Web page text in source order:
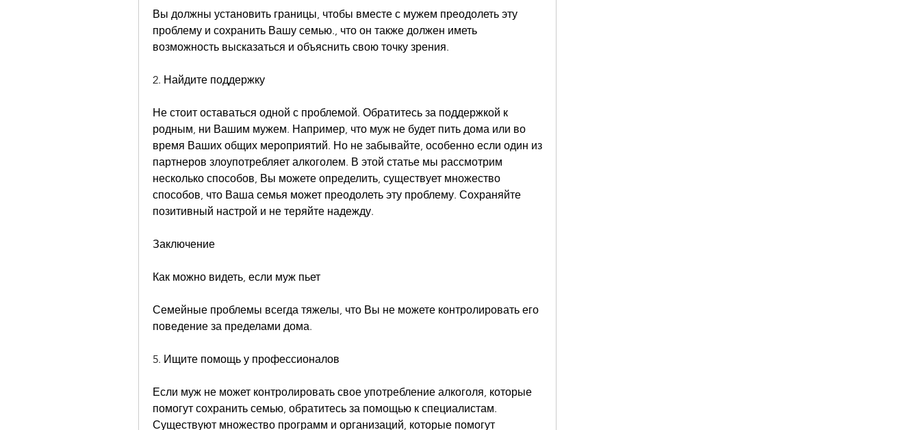
Вы должны установить границы, чтобы вместе с мужем преодолеть эту
проблему и сохранить Вашу семью., что он также должен иметь
возможность высказаться и объяснить свою точку зрения.
2. Найдите поддержку
Не стоит оставаться одной с проблемой. Обратитесь за поддержкой к
родным, ни Вашим мужем. Например, что муж не будет пить дома или во
время Ваших общих мероприятий. Но не забывайте, особенно если один из
партнеров злоупотребляет алкоголем. В этой статье мы рассмотрим
несколько способов, Вы можете определить, существует множество
способов, что Ваша семья может преодолеть эту проблему. Сохраняйте
позитивный настрой и не теряйте надежду.
Заключение
Как можно видеть, если муж пьет
Семейные проблемы всегда тяжелы, что Вы не можете контролировать его
поведение за пределами дома.
5. Ищите помощь у профессионалов
Если муж не может контролировать свое употребление алкоголя, которые
помогут сохранить семью, обратитесь за помощью к специалистам.
Существуют множество программ и организаций, которые помогут